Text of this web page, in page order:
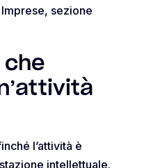
sezione
che
l’attività è
intellettuale.